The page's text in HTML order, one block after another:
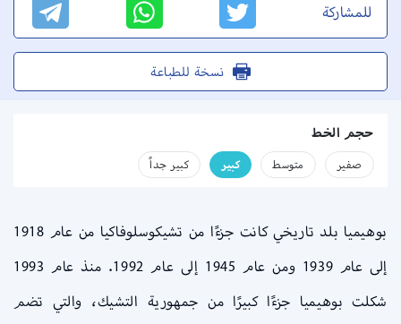
للمشاركة
نسخة للطباعة
حجم الخط
صفير متوسط كبير كبير جداً
بوهيميا بلد تاريخي كانت جزءًا من تشيكوسلوفاكيا من عام 1918
إلى عام 1939 ومن عام 1945 إلى عام 1992. منذ عام 1993
شكلت بوهيميا جزءًا كبيرًا من جمهورية التشيك، والتي تضم